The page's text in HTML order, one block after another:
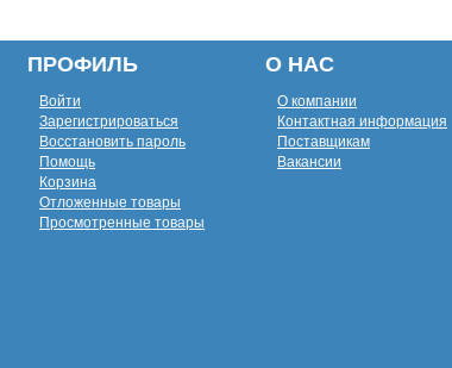
ПРОФИЛЬ
Войти
Зарегистрироваться
Восстановить пароль
Помощь
Корзина
Отложенные товары
Просмотренные товары
О НАС
О компании
Контактная информация
Поставщикам
Вакансии